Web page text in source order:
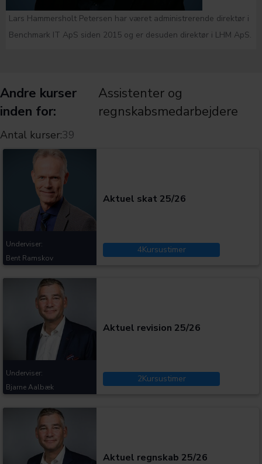
Lars Hammersholt Petersen har været administrerende direktør i
Benchmark IT ApS siden 2015 og er desuden direktør i LHM ApS.
Andre kurser
inden for:
Assistenter og
regnskabsmedarbejdere
Antal kurser:39
Aktuel skat 25/26
4Kursustimer
Underviser:
Bent Ramskov
Aktuel revision 25/26
2Kursustimer
Underviser:
Bjarne Aalbæk
Aktuel regnskab 25/26